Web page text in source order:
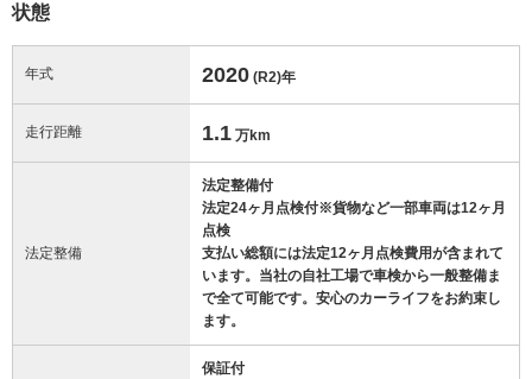
状態
年式 2020 (R2)年
走行距離 1.1 万km
法定整備
法定整備付
法定24ヶ月点検付※貨物など一部車両は12ヶ月
点検
支払い総額には法定12ヶ月点検費用が含まれて
います。当社の自社工場で車検から一般整備ま
で全て可能です。安心のカーライフをお約束し
ます。
保証付